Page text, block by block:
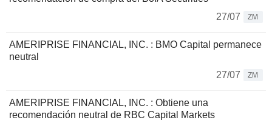
27/07
ZM
AMERIPRISE FINANCIAL, INC. : BMO Capital permanece
neutral
27/07
ZM
AMERIPRISE FINANCIAL, INC. : Obtiene una
recomendación neutral de RBC Capital Markets